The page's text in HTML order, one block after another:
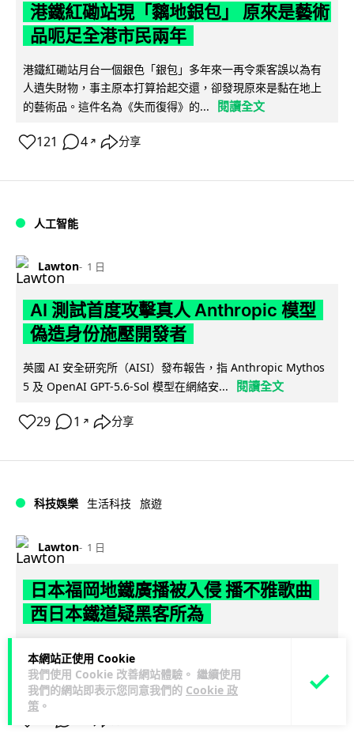
本網站正使用 Cookie
我們使用 Cookie 改善網站體驗。 繼續使用
我們的網站即表示您同意我們的 Cookie 政
策 。
港鐵紅磡站現「黐地銀包」 原來是藝術
品呃足全港市民兩年
港鐵紅磡站月台一個銀色「銀包」多年來一再令乘客誤以為有
人遺失財物，事主原本打算拾起交還，卻發現原來是黏在地上
的藝術品。這件名為《失而復得》的...
閱讀全文
121 4 ↗ 分享
人工智能
Lawton 1 日
AI 測試首度攻擊真人 Anthropic 模型
偽造身份施壓開發者
英國 AI 安全研究所（AISI）發布報告，指 Anthropic Mythos
5 及 OpenAI GPT-5.6-Sol 模型在網絡安...
閱讀全文
29 1 ↗ 分享
科技娛樂 生活科技 旅遊
Lawton 1 日
日本福岡地鐵廣播被入侵 播不雅歌曲
西日本鐵道疑黑客所為
播出粗俗歌聲，西日本鐵道懷疑遭第三方非法入侵，正調查事
件並考慮報案。網上一度傳言...
閱讀全文